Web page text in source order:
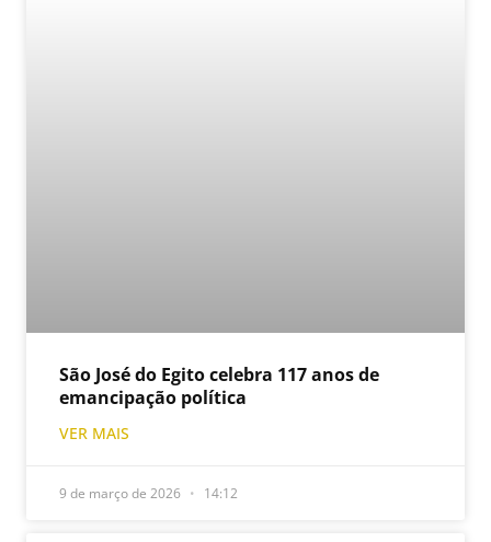
São José do Egito celebra 117 anos de
emancipação política
VER MAIS
9 de março de 2026 14:12